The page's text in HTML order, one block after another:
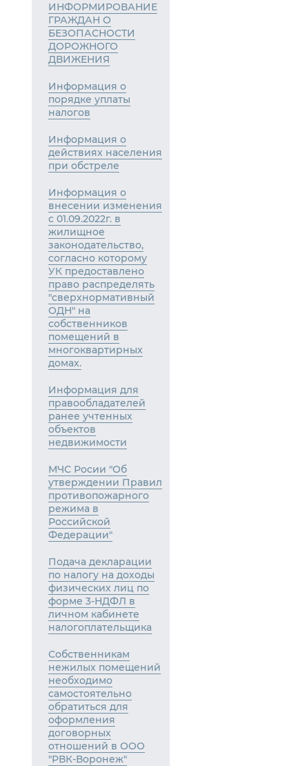
ИНФОРМИРОВАНИЕ
ГРАЖДАН О
БЕЗОПАСНОСТИ
ДОРОЖНОГО
ДВИЖЕНИЯ
Информация о
порядке уплаты
налогов
Информация о
действиях населения
при обстреле
Информация о
внесении изменения
с 01.09.2022г. в
жилищное
законодательство,
согласно которому
УК предоставлено
право распределять
"сверхнормативный
ОДН" на
собственников
помещений в
многоквартирных
домах.
Информация для
правообладателей
ранее учтенных
объектов
недвижимости
МЧС Росии "Об
утверждении Правил
противопожарного
режима в
Российской
Федерации"
Подача декларации
по налогу на доходы
физических лиц по
форме 3-НДФЛ в
личном кабинете
налогоплательщика
Собственникам
нежилых помещений
необходимо
самостоятельно
обратиться для
оформления
договорных
отношений в ООО
"РВК-Воронеж"